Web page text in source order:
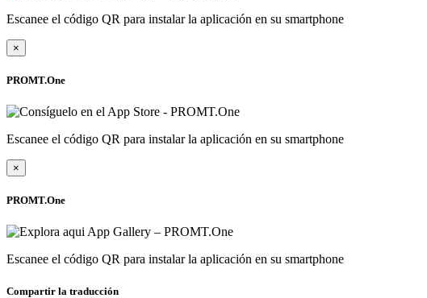
Escanee el código QR para instalar la aplicación en su smartphone
×
PROMT.One
Escanee el código QR para instalar la aplicación en su smartphone
×
PROMT.One
Escanee el código QR para instalar la aplicación en su smartphone
Compartir la traducción